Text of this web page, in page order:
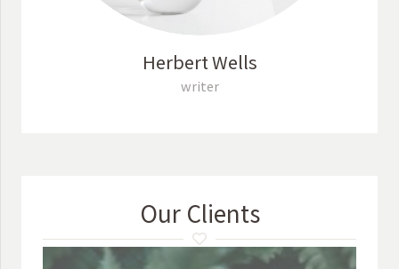
Herbert Wells
writer
Our Clients